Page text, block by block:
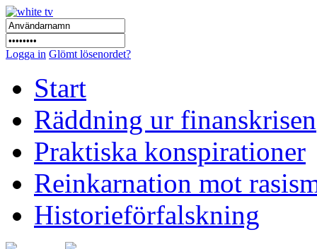
Logga in Glömt lösenordet?
Start
Räddning ur finanskrisen
Praktiska konspirationer
Reinkarnation mot
Historieförfalskning